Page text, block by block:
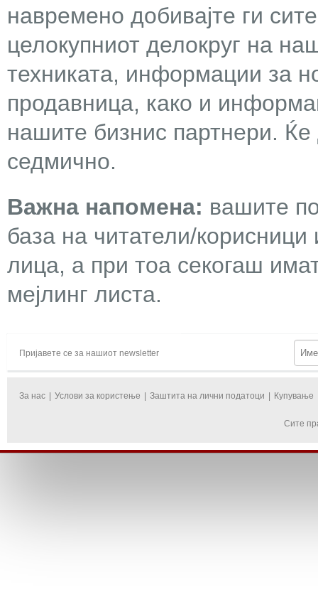
навремено добивајте ги
целокупниот делокруг на
техниката, информации за
продавница, како и
нашите бизнис партнери.
седмично.
Важна напомена: вашите
база на читатели/
лица, а при тоа секогаш
мејлинг листа.
Пријавете се за нашиот newsletter
За нас Услови за користење Заштита на лични податоци Купување
Сите